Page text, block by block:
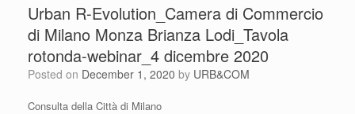
Urban R-Evolution_Camera di Commercio
di Milano Monza Brianza Lodi_Tavola
rotonda-webinar_4 dicembre 2020
Posted on December 1, 2020 by URB&COM
Consulta della Città di Milano